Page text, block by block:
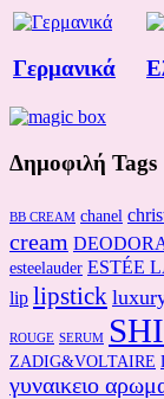
Γερμανικά
Δημοφιλή Tags
BB CREAM chanel
cream
esteelauder ESTÉE
lip lipstick
ROUGE SERUM
ZADIG&VOLTAIRE
γυναικειο